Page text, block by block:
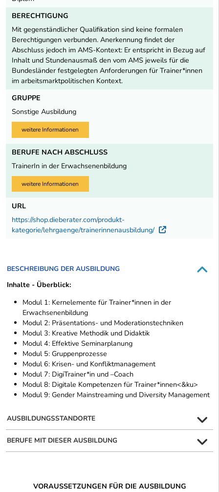
BERECHTIGUNG
Mit gegenständlicher Qualifikation sind keine formalen
Berechtigungen verbunden. Anerkennung findet der
Abschluss jedoch im AMS-Kontext: Er entspricht in Bezug auf
Inhalt und Stundenausmaß den vom AMS jeweils für die
Bundesländer festgelegten Anforderungen für Trainer*innen
im arbeitsmarktpolitischen Kontext.
GRUPPE
Sonstige Ausbildung
weitere Informationen
BERUFE NACH ABSCHLUSS
TrainerIn in der Erwachsenenbildung
weitere Informationen
URL
https://shop.dieberater.com/produkt-
kategorie/lehrgaenge/trainerinnenausbildung/
Externer
BESCHREIBUNG DER AUSBILDUNG
Inhalte - Überblick:
Modul 1: Kernelemente für Trainer*innen in der
Erwachsenenbildung
Modul 2: Präsentations- und Moderationstechniken
Modul 3: Kreative Methodik und Didaktik
Modul 4: Effektive Seminarplanung
Modul 5: Gruppenprozesse
Modul 6: Krisen- und Konfliktmanagement
Modul 7: DigiTrainer*in und –Coach
Modul 8: Digitale Kompetenzen für Trainer*innen<&ku>
Modul 9: Gender Mainstreaming und Diversity Management
AUSBILDUNGSSTANDORTE
BERUFE MIT DIESER AUSBILDUNG
VORAUSSETZUNGEN FÜR DIE AUSBILDUNG